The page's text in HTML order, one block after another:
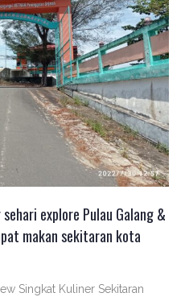
explore Pulau Galang &
makan sekitaran kota
Singkat Kuliner Sekitaran